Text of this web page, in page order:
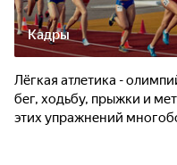
Кадры
Лёгкая атлетика -
бег, ходьбу, прыжки и
этих упражнений